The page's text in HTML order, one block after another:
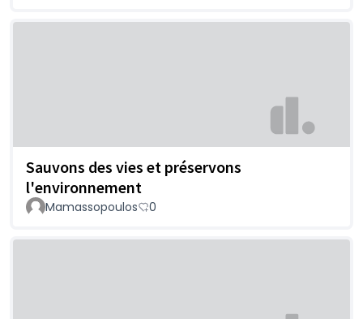
Sauvons des vies et préservons
l'environnement
Mamassopoulos 0